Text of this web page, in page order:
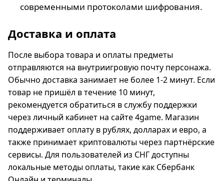
современными протоколами шифрования.
Доставка и оплата
После выбора товара и оплаты предметы
отправляются на внутриигровую почту персонажа.
Обычно доставка занимает не более 1-2 минут. Если
товар не пришёл в течение 10 минут,
рекомендуется обратиться в службу поддержки
через личный кабинет на сайте 4game. Магазин
поддерживает оплату в рублях, долларах и евро, а
также принимает криптовалюты через партнёрские
сервисы. Для пользователей из СНГ доступны
локальные методы оплаты, такие как Сбербанк